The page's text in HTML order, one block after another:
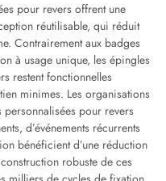
pour revers offrent une
réutilisable, qui réduit
Contrairement aux badges
à usage unique, les épingles
restent fonctionnelles
minimes. Les organisations
pour revers
d’événements récurrents
bénéficient d’une réduction
robuste de ces